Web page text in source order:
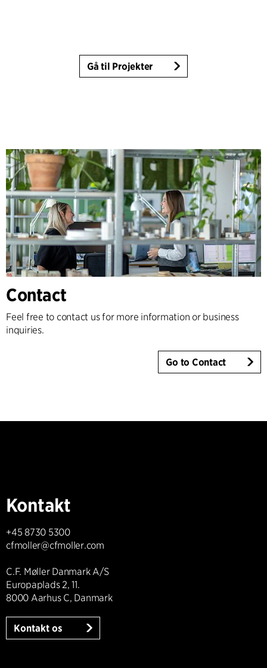
Gå til Projekter
Contact
Feel free to contact us for more information or business
inquiries.
Go to Contact
Kontakt
+45 8730 5300
cfmoller@cfmoller.com
C.F. Møller Danmark A/S
Europaplads 2, 11.
8000 Aarhus C, Danmark
Kontakt os